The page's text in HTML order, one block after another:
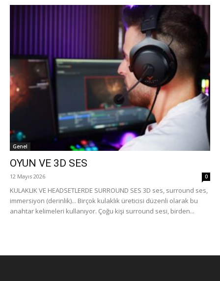
Genel
OYUN VE 3D SES
12 Mayıs 2026 0
KULAKLIK VE HEADSETLERDE SURROUND SES 3D ses, surround ses,
immersiyon (derinlik)... Birçok kulaklık üreticisi düzenli olarak bu
anahtar kelimeleri kullanıyor. Çoğu kişi surround sesi, birden...